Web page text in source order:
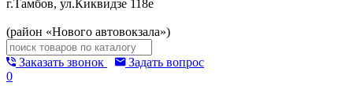
г.Тамбов, ул.Киквидзе 118е
(район «Нового автовокзала»)
Заказать звонок
Задать вопрос
0